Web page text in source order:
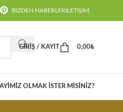
BIZDEN HABERLERİLETIŞIM
GIRIŞ / KAYIT 0,00₺
OLMAK İSTER MISINIZ?